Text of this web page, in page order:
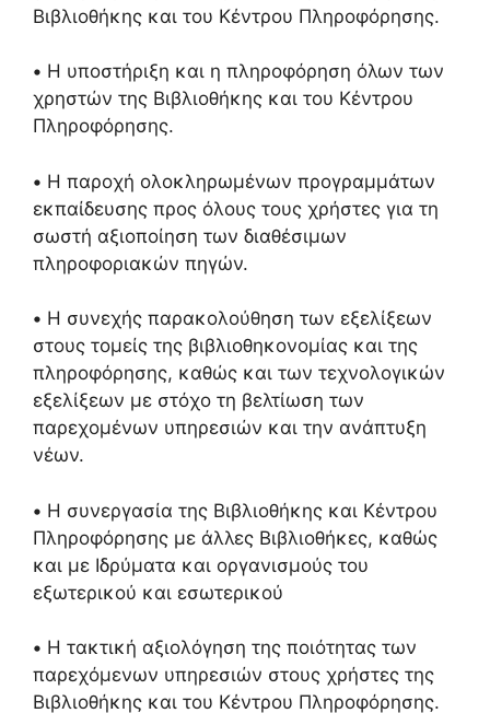
Βιβλιοθήκης και του Κέντρου Πληροφόρησης.
• Η υποστήριξη και η πληροφόρηση όλων των
χρηστών της Βιβλιοθήκης και του Κέντρου
Πληροφόρησης.
• Η παροχή ολοκληρωμένων προγραμμάτων
εκπαίδευσης προς όλους τους χρήστες για τη
σωστή αξιοποίηση των διαθέσιμων
πληροφοριακών πηγών.
• Η συνεχής παρακολούθηση των εξελίξεων
στους τομείς της βιβλιοθηκονομίας και της
πληροφόρησης, καθώς και των τεχνολογικών
εξελίξεων με στόχο τη βελτίωση των
παρεχομένων υπηρεσιών και την ανάπτυξη
νέων.
• Η συνεργασία της Βιβλιοθήκης και Κέντρου
Πληροφόρησης με άλλες Βιβλιοθήκες, καθώς
και με Iδρύματα και οργανισμούς του
εξωτερικού και εσωτερικού
• Η τακτική αξιολόγηση της ποιότητας των
παρεχόμενων υπηρεσιών στους χρήστες της
Βιβλιοθήκης και του Κέντρου Πληροφόρησης.